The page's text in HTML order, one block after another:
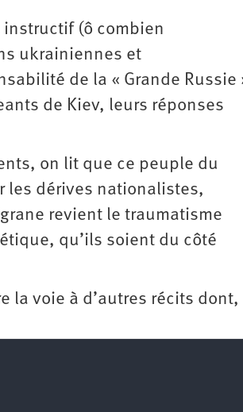
(ô combien
ukrainiennes et
de la « Grande Russie
de Kiev, leurs réponses
on lit que ce peuple du
les dérives nationalistes,
revient le traumatisme
qu’ils soient du côté
la voie à d’autres récits dont,